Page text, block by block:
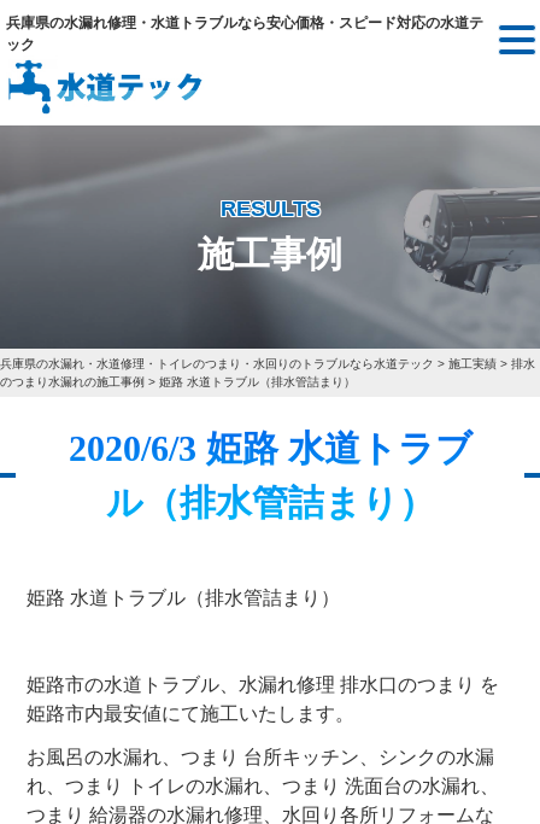
兵庫県の水漏れ修理・水道トラブルなら安心価格・スピード対応の水道テ
ック
RESULTS
施工事例
兵庫県の水漏れ・水道修理・トイレのつまり・水回りのトラブルなら水道テック > 施工実績 > 排水
のつまり水漏れの施工事例 > 姫路 水道トラブル（排水管詰まり）
2020/6/3 姫路 水道トラブ
ル（排水管詰まり）
姫路 水道トラブル（排水管詰まり）
姫路市の水道トラブル、水漏れ修理 排水口のつまり を
姫路市内最安値にて施工いたします。
お風呂の水漏れ、つまり 台所キッチン、シンクの水漏
れ、つまり トイレの水漏れ、つまり 洗面台の水漏れ、
つまり 給湯器の水漏れ修理、水回り各所リフォームな